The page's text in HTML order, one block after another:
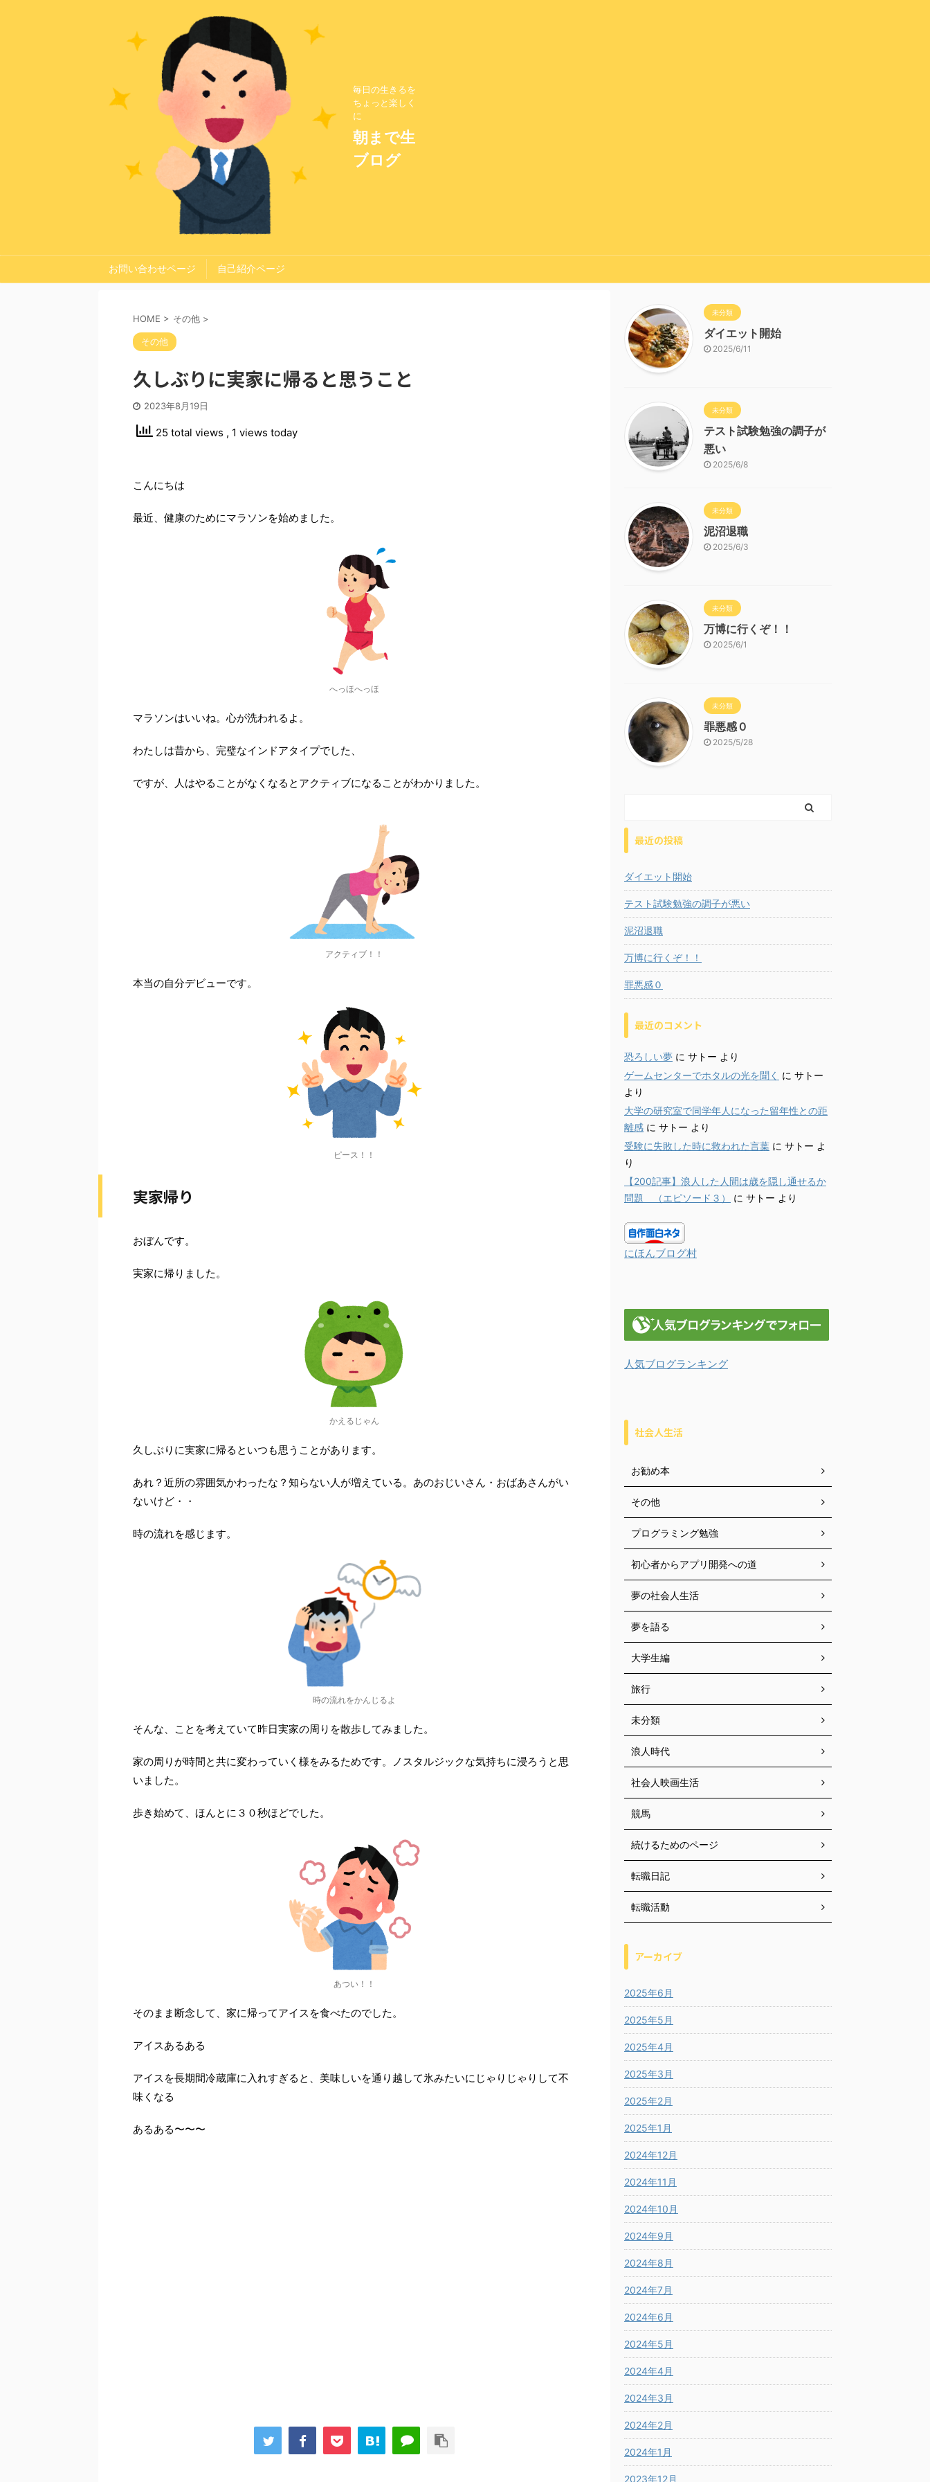
毎日の生きるを
ちょっと楽しく
に
朝まで生
ブログ
お問い合わせページ 自己紹介ページ
HOME > その他 >
その他
久しぶりに実家に帰ると思うこと
2023年8月19日
25 total views , 1 views today
こんにちは
最近、健康のためにマラソンを始めました。
へっほへっほ
マラソンはいいね。心が洗われるよ。
わたしは昔から、完璧なインドアタイプでした、
ですが、人はやることがなくなるとアクティブになることがわかりました。
アクティブ！！
本当の自分デビューです。
ピース！！
実家帰り
おぼんです。
実家に帰りました。
かえるじゃん
久しぶりに実家に帰るといつも思うことがあります。
あれ？近所の雰囲気かわったな？知らない人が増えている。あのおじいさん・おばあさんがい
ないけど・・
時の流れを感じます。
時の流れをかんじるよ
そんな、ことを考えていて昨日実家の周りを散歩してみました。
家の周りが時間と共に変わっていく様をみるためです。ノスタルジックな気持ちに浸ろうと思
いました。
歩き始めて、ほんとに３０秒ほどでした。
あつい！！
そのまま断念して、家に帰ってアイスを食べたのでした。
アイスあるある
アイスを長期間冷蔵庫に入れすぎると、美味しいを通り越して氷みたいにじゃりじゃりして不
味くなる
あるある〜〜〜
未分類
ダイエット開始
2025/6/11
未分類
テスト試験勉強の調子が
悪い
2025/6/8
未分類
泥沼退職
2025/6/3
未分類
万博に行くぞ！！
2025/6/1
未分類
罪悪感０
2025/5/28
最近の投稿
ダイエット開始
テスト試験勉強の調子が悪い
泥沼退職
万博に行くぞ！！
罪悪感０
最近のコメント
恐ろしい夢 に サトー より
ゲームセンターでホタルの光を聞く に サトー
より
大学の研究室で同学年人になった留年性との距
離感 に サトー より
受験に失敗した時に救われた言葉 に サトー よ
り
【200記事】浪人した人間は歳を隠し通せるか
問題 （エピソード３）
に サトー より
にほんブログ村
人気ブログランキング
社会人生活
お勧め本
その他
プログラミング勉強
初心者からアプリ開発への道
夢の社会人生活
夢を語る
大学生編
旅行
未分類
浪人時代
社会人映画生活
競馬
続けるためのページ
転職日記
転職活動
アーカイブ
2025年6月
2025年5月
2025年4月
2025年3月
2025年2月
2025年1月
2024年12月
2024年11月
2024年10月
2024年9月
2024年8月
2024年7月
2024年6月
2024年5月
2024年4月
2024年3月
2024年2月
2024年1月
2023年12月